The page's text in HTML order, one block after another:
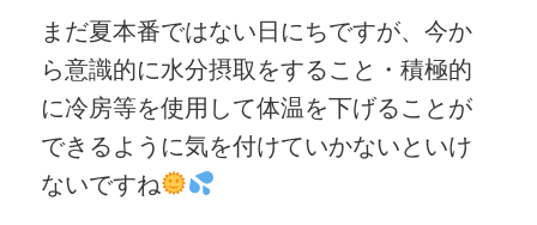
まだ夏本番ではない日にちですが、今か
ら意識的に水分摂取をすること・積極的
に冷房等を使用して体温を下げることが
できるように気を付けていかないといけ
ないですね